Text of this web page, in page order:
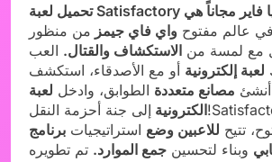
تحميل لعبة​ Satisfactory للكمبيوتر من ميديا فاير مجاناً هي
عالم مفتوح واي فاي جيمز من منظور
مع لمسة من الاستكشاف والقتال. العب
لعبة إلكترونية أو مع الأصدقاء، استكشف
أنشئ مصانع متعددة الطوابق، وادخل لعبة
الكترونية​ إلى جنة أحزمة النقل!Satisfactory هي لعبة
تتيح للاعبين وضع استراتيجيات برنامج
وبناء لتحسين جمع الموارد. تم تطويره